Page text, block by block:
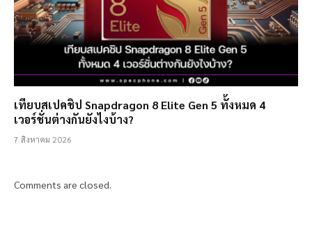
เทียบสเปคชิป Snapdragon 8 Elite Gen 5 ทั้งหมด 4
เวอร์ชั่นต่างกันยังไงบ้าง?
7 สิงหาคม 2026
Comments are closed.